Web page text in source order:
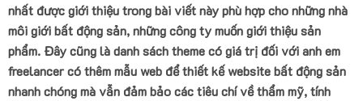
nhất được giới thiệu trong bài viết này phù hợp cho những nhà
môi giới bất động sản, những công ty muốn giới thiệu sản
phẩm. Đây cũng là danh sách theme có giá trị đối với anh em
freelancer có thêm mẫu web để thiết kế website bất động sản
nhanh chóng mà vẫn đảm bảo các tiêu chí về thẩm mỹ, tính